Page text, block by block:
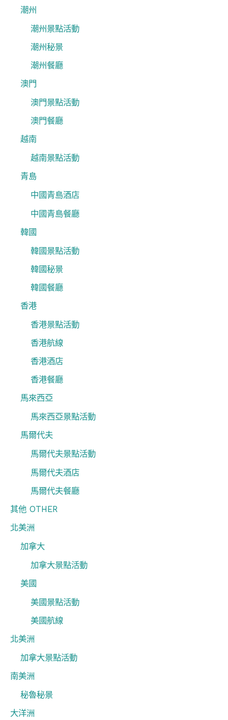
潮州
潮州景點活動
潮州秘景
潮州餐廳
澳門
澳門景點活動
澳門餐廳
越南
越南景點活動
青島
中國青島酒店
中國青島餐廳
韓國
韓國景點活動
韓國秘景
韓國餐廳
香港
香港景點活動
香港航線
香港酒店
香港餐廳
馬來西亞
馬來西亞景點活動
馬爾代夫
馬爾代夫景點活動
馬爾代夫酒店
馬爾代夫餐廳
其他 OTHER
北美洲
加拿大
加拿大景點活動
美國
美國景點活動
美國航線
北美洲
加拿大景點活動
南美洲
秘魯秘景
大洋洲